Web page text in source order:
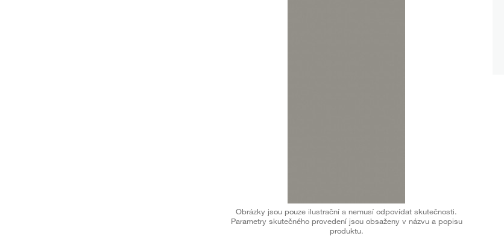
Obrázky jsou pouze ilustrační a nemusí odpovídat skutečnosti.
Parametry skutečného provedení jsou obsaženy v názvu a popisu
produktu.